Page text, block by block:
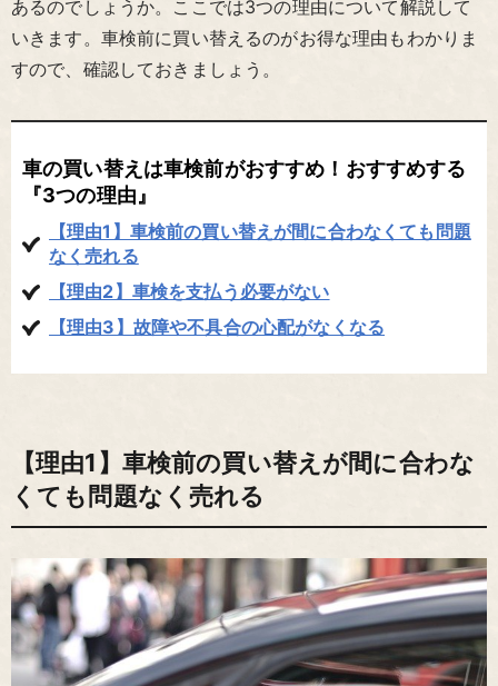
あるのでしょうか。ここでは3つの理由について解説して
いきます。車検前に買い替えるのがお得な理由もわかりま
すので、確認しておきましょう。
車の買い替えは車検前がおすすめ！おすすめする
『3つの理由』
【理由1】車検前の買い替えが間に合わなくても問題
なく売れる
【理由2】車検を支払う必要がない
【理由3】故障や不具合の心配がなくなる
【理由1】車検前の買い替えが間に合わな
くても問題なく売れる